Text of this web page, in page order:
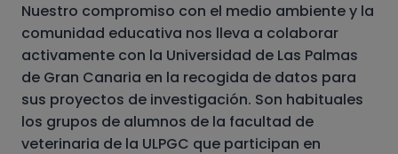
Nuestro compromiso con el medio ambiente y la
comunidad educativa nos lleva a colaborar
activamente con la Universidad de Las Palmas
de Gran Canaria en la recogida de datos para
sus proyectos de investigación. Son habituales
los grupos de alumnos de la facultad de
veterinaria de la ULPGC que participan en